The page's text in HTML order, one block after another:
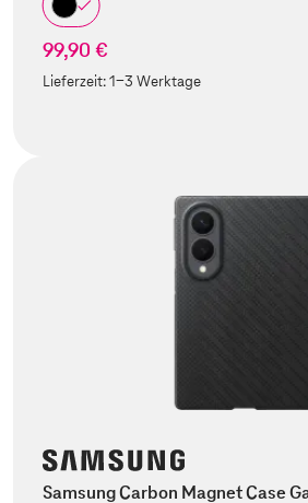
99,90 €
Lieferzeit:1-3 Werktage
Samsung Carbon Magnet Case